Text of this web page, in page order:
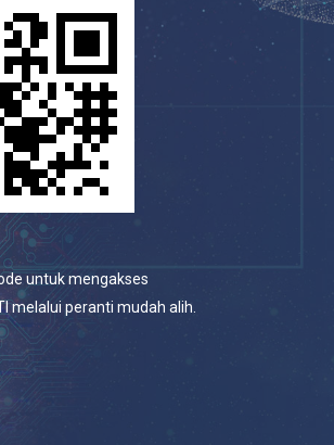
untuk mengakses
melalui peranti mudah alih.